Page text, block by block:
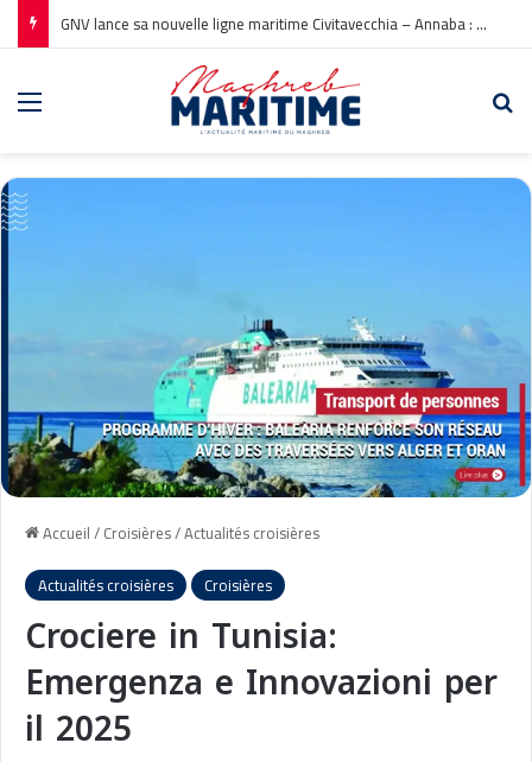
GNV lance sa nouvelle ligne maritime Civitavecchia – Annaba : Réservations ouvertes !
Accueil/Croisières/Actualités croisières
Actualités croisières
Croisières
Crociere in Tunisia:
Emergenza e Innovazioni per
il 2025